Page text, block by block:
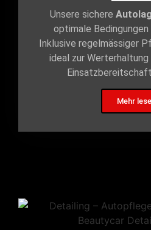
Unsere sichere
optimale Bedingungen
Inklusive regelmässiger
ideal zur
Mehr